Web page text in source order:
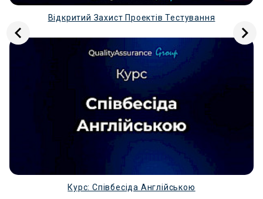
Відкритий Захист Проектів Тестування
Курс: Співбесіда Англійською